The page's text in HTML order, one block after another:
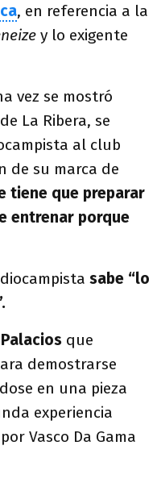
, en referencia a la
y lo exigente
vez se mostró
La Ribera, se
al club
de su marca de
tiene que preparar
entrenar porque
sabe “lo
Palacios que
demostrarse
en una pieza
experiencia
Vasco Da Gama